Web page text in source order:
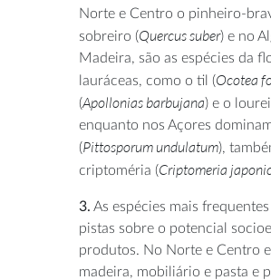
Norte e Centro o pinheiro-
sobreiro (Quercus suber) e no
Madeira, são as espécies da
lauráceas, como o til (Ocotea
(Apollonias barbujana) e o
enquanto nos Açores
(Pittosporum undulatum),
criptoméria (Criptomeria
3. As espécies mais
pistas sobre o potencial
produtos. No Norte e Centro
madeira, mobiliário e pasta e